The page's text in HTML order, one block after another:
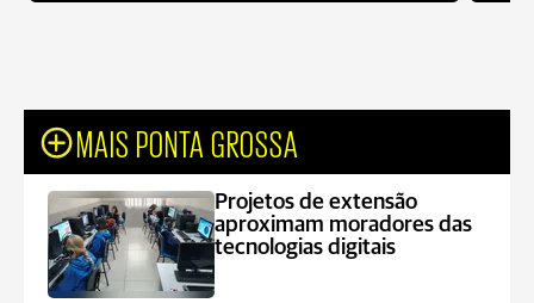
MAIS PONTA GROSSA
Projetos de extensão
aproximam moradores das
tecnologias digitais